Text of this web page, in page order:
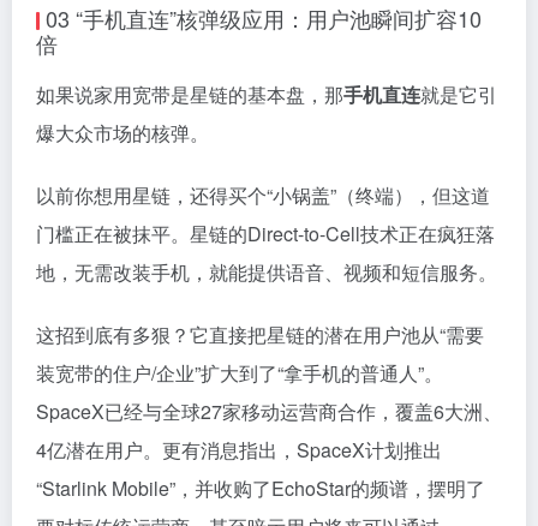
03 “手机直连”核弹级应用：用户池瞬间扩容10
倍
如果说家用宽带是星链的基本盘，那手机直连就是它引
爆大众市场的核弹。
以前你想用星链，还得买个“小锅盖”（终端），但这道
门槛正在被抹平。星链的Direct-to-Cell技术正在疯狂落
地，无需改装手机，就能提供语音、视频和短信服务。
这招到底有多狠？它直接把星链的潜在用户池从“需要
装宽带的住户/企业”扩大到了“拿手机的普通人”。
SpaceX已经与全球27家移动运营商合作，覆盖6大洲、
4亿潜在用户。更有消息指出，SpaceX计划推出
“Starlink Mobile”，并收购了EchoStar的频谱，摆明了